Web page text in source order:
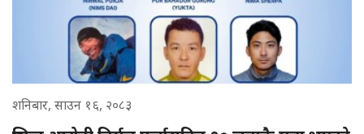
शनिबार, साउन १६, २०८३